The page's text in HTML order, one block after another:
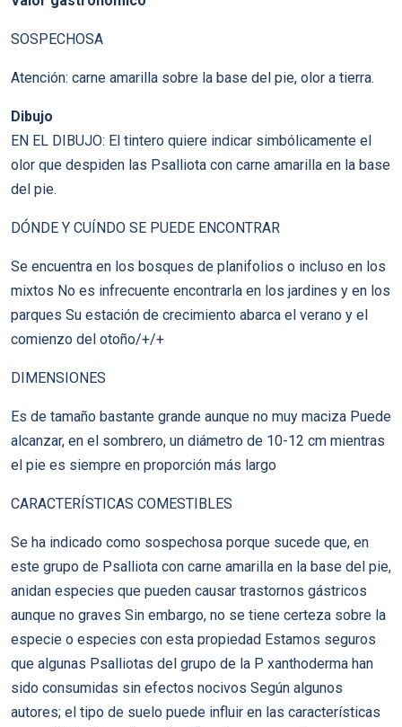
SOSPECHOSA
Atención: carne amarilla sobre la base del pie, olor a tierra.
Dibujo
EN EL DIBUJO: El tintero quiere indicar simbólicamente el
olor que despiden las Psalliota con carne amarilla en la base
del pie.
DÓNDE Y CUÍNDO SE PUEDE ENCONTRAR
Se encuentra en los bosques de planifolios o incluso en los
mixtos No es infrecuente encontrarla en los jardines y en los
parques Su estación de crecimiento abarca el verano y el
comienzo del otoño/+/+
DIMENSIONES
Es de tamaño bastante grande aunque no muy maciza Puede
alcanzar, en el sombrero, un diámetro de 10-12 cm mientras
el pie es siempre en proporción más largo
CARACTERÍSTICAS COMESTIBLES
Se ha indicado como sospechosa porque sucede que, en
este grupo de Psalliota con carne amarilla en la base del pie,
anidan especies que pueden causar trastornos gástricos
aunque no graves Sin embargo, no se tiene certeza sobre la
especie o especies con esta propiedad Estamos seguros
que algunas Psalliotas del grupo de la P xanthoderma han
sido consumidas sin efectos nocivos Según algunos
autores; el tipo de suelo puede influir en las características